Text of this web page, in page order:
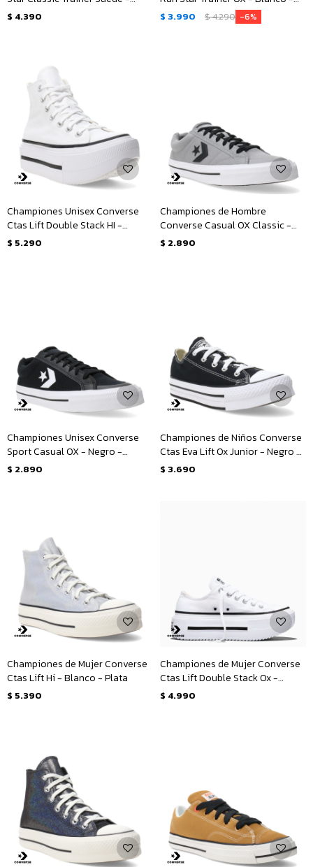
Negro
$ 4.390
Negro
$ 3.990 $4.290 6
Championes Unisex Converse
Ctas Lift Double Stack HI -
Blanco - Negro
$ 5.290
Championes de Hombre
Converse Casual OX Classic -
Gris - Negro - Blanco
$ 2.890
Championes Unisex Converse
Sport Casual OX - Negro -
Blanco
$ 2.890
Championes de Niños Converse
Ctas Eva Lift Ox Junior - Negro -
Blanco
$ 3.690
Championes de Mujer Converse
Ctas Lift Hi - Blanco - Plata
$ 5.390
Championes de Mujer Converse
Ctas Lift Double Stack Ox -
Blanco - Negro
$ 4.990